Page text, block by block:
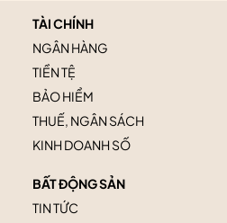
TÀI CHÍNH
NGÂN HÀNG
TIỀN TỆ
BẢO HIỂM
THUẾ, NGÂN SÁCH
KINH DOANH SỐ
BẤT ĐỘNG SẢN
TIN TỨC